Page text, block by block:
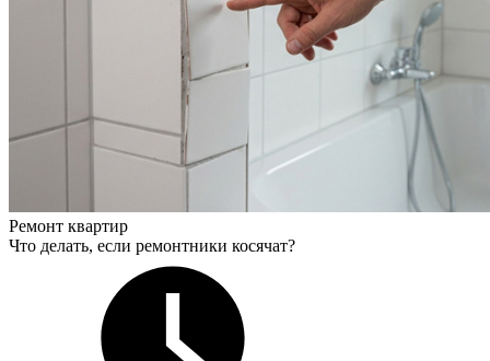
Ремонт квартир
Что делать, если ремонтники косячат?